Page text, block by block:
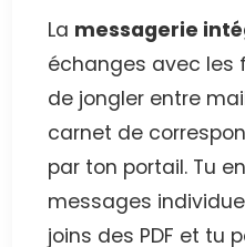
La messagerie
échanges avec les
de jongler entre
carnet de
par ton portail. Tu
messages
joins des PDF et tu